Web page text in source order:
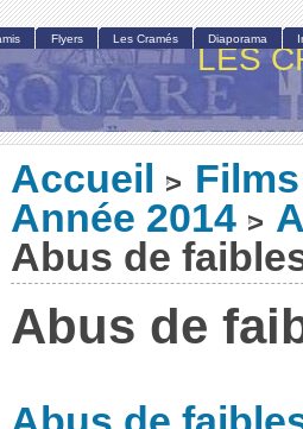
LES
Accueil >
Année 2014 >
Abus de
Abus de
Flyers Les Cramés Diaporama